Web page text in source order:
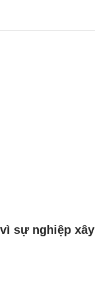
sự nghiệp xây